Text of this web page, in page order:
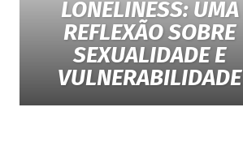
LONELINESS: UMA
REFLEXÃO SOBRE
SEXUALIDADE E
VULNERABILIDADE